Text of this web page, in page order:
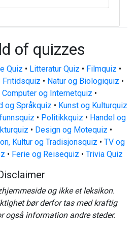
of quizzes
Quiz • Litteratur Quiz • Filmquiz •
Fritidsquiz • Natur og Biologiquiz •
Computer og Internetquiz •
og Språkquiz • Kunst og Kulturquiz
• Politikkquiz • Handel og
• Design og Motequiz •
Kultur og Tradisjonsquiz • TV og
• Ferie og Reisequiz • Trivia Quiz
og ikke et leksikon.
bør derfor tas med kraftig
også information andre steder.